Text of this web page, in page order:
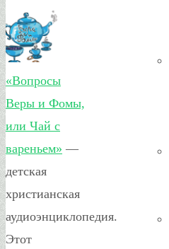
«Вопросы
Веры и Фомы,
или Чай с
вареньем» —
детская
христианская
аудиоэнциклопедия.
Этот